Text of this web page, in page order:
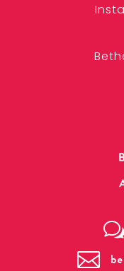
w
